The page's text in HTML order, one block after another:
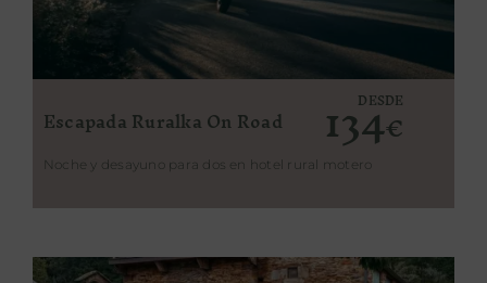
Escapada Ruralka On Road
DESDE
134€
Noche y desayuno para dos en hotel rural motero